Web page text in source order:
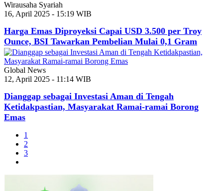
Wirausaha Syariah
16, April 2025 - 15:19 WIB
Harga Emas Diproyeksi Capai USD 3.500 per Troy
Ounce, BSI Tawarkan Pembelian Mulai 0,1 Gram
Global News
12, April 2025 - 11:14 WIB
Dianggap sebagai Investasi Aman di Tengah
Ketidakpastian, Masyarakat Ramai-ramai Borong
Emas
1
2
3